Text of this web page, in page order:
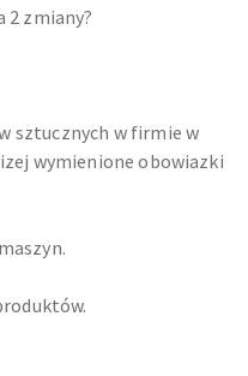
2 zmiany?
sztucznych w firmie w
wymienione obowiazki